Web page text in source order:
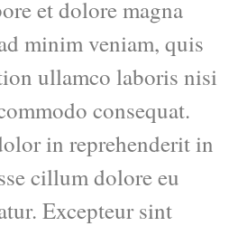
et dolore magna
minim veniam, quis
ullamco laboris nisi
consequat.
in reprehenderit in
cillum dolore eu
Excepteur sint